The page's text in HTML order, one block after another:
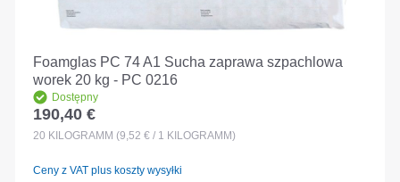
Foamglas PC 74 A1 Sucha zaprawa szpachlowa
worek 20 kg - PC 0216
Dostępny
Cena regularna:
190,40 €
20 KILOGRAMM (9,52 € / 1 KILOGRAMM)
Ceny z VAT plus koszty wysyłki